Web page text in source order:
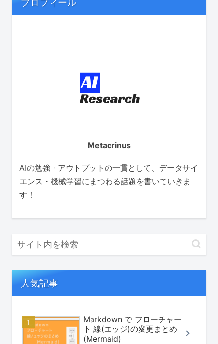
Metacrinus
AIの勉強・アウトプットの一貫として、データサイ
エンス・機械学習にまつわる話題を書いていきま
す！
人気記事
Markdown で フローチャー
ト 線(エッジ)の変更まとめ
(Mermaid)